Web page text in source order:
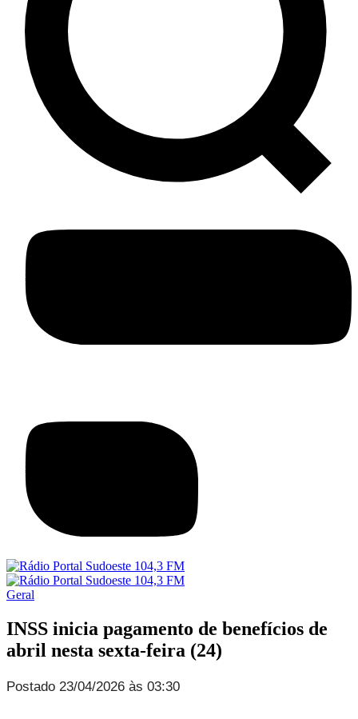
Geral
INSS inicia pagamento de benefícios de
abril nesta sexta-feira (24)
Postado 23/04/2026 às 03:30